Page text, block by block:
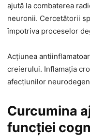
ajută la combaterea
neuronii. Cercetătorii
împotriva proceselor
Acțiunea
creierului. Inflamația
afecțiunilor
Curcumina
funcției